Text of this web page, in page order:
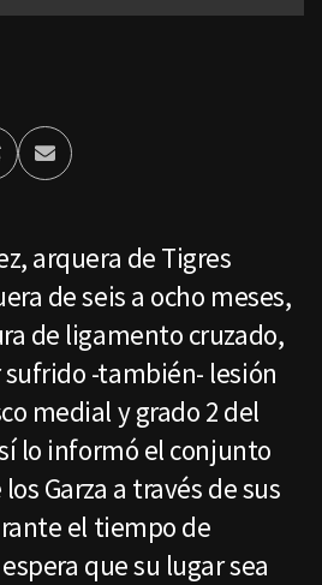
Enviar
por
arquera de Tigres
de seis a ocho meses,
de ligamento cruzado,
-también- lesión
medial y grado 2 del
lo informó el conjunto
Garza a través de sus
el tiempo de
que su lugar sea